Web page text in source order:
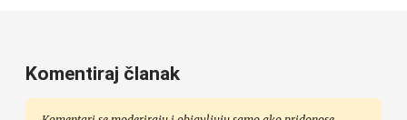
Komentiraj članak